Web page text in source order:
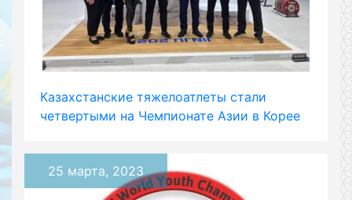
Казахстанские тяжелоатлеты стали
четвертыми на Чемпионате Азии в Корее
25 марта, 2023